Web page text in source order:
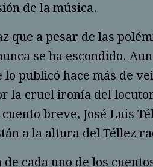
de la música.
que a pesar de las
se ha escondido.
lo publicó hace más de
la cruel ironía del
breve, José Luis
a la altura del Téllez
de cada uno de los